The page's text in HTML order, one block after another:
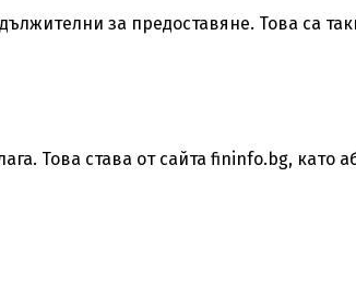
за предоставяне. Това са
Това става от сайта fininfo.bg, като